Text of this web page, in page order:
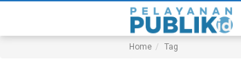
Home Tag